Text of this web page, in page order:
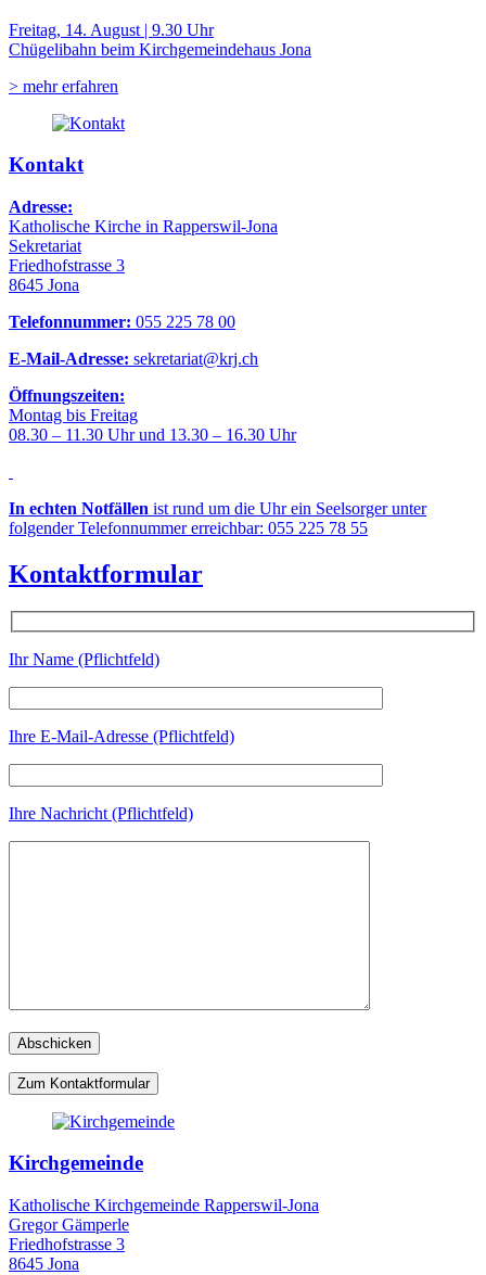
Freitag, 14. August | 9.30 Uhr
Chügelibahn beim Kirchgemeindehaus Jona
> mehr erfahren
Kontakt
Adresse:
Katholische Kirche in Rapperswil-Jona
Sekretariat
Friedhofstrasse 3
8645 Jona
Telefonnummer: 055 225 78 00
E-Mail-Adresse: sekretariat@krj.ch
Öffnungszeiten:
Montag bis Freitag
08.30 – 11.30 Uhr und 13.30 – 16.30 Uhr
In echten Notfällen ist rund um die Uhr ein Seelsorger unter
folgender Telefonnummer erreichbar: 055 225 78 55
Kontaktformular
Ihr Name (Pflichtfeld)
Ihre E-Mail-Adresse (Pflichtfeld)
Ihre Nachricht (Pflichtfeld)
Zum Kontaktformular
Kirchgemeinde
Katholische Kirchgemeinde Rapperswil-Jona
Gregor Gämperle
Friedhofstrasse 3
8645 Jona